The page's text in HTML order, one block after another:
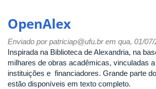
OpenAlex
Enviado porpatriciap@ufu.brem qua, 01/07/
Inspirada na Biblioteca de Alexandria, na
milhares de obras acadêmicas, vinculadas
instituições e financiadores. Grande parte
estão disponíveis em texto completo.